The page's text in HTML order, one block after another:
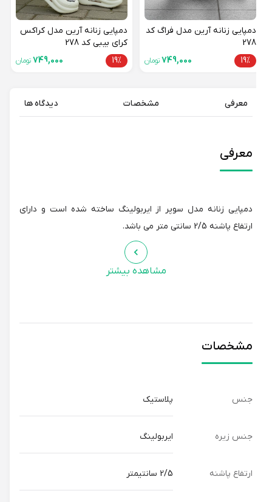
دمپایی زنانه آرین مدل فراگ کد
749,000تومان
دمپایی زنانه آرین مدل کراکس
کرای بیبی کد 278
749,000تومان
معرفی مشخصات دیدگاه ها
معرفی
دمپایی زنانه مدل سوپر از ایربولینگ ساخته شده است و دارای
ارتفاع پاشنه 2/5 سانتی متر می باشد.
مشاهده بیشتر
مشخصات
جنس پلاستیک
جنس زیره ایربولینگ
ارتفاع پاشنه